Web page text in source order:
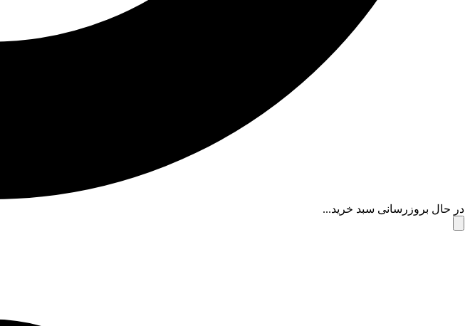
در حال بروزرسانی سبد خرید...